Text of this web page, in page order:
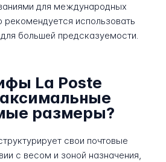
для международных
рекомендуется использовать
большей предсказуемости.
La Poste
размеры?
свои почтовые
с весом и зоной назначения,